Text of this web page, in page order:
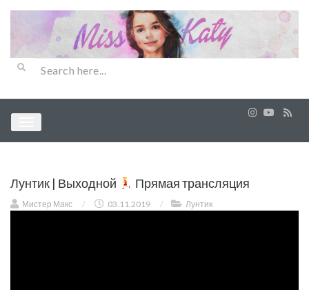
Лунтик | Выходной Прямая трансляция
Мистер Макс / 03.11.2019 / Лунтик